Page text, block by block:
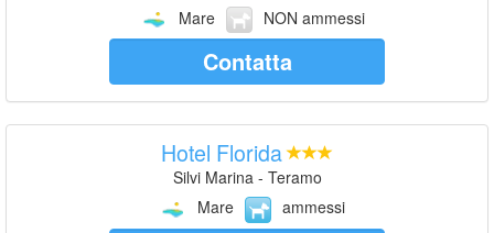
Mare
NON ammessi
Contatta
Hotel Florida
Silvi Marina - Teramo
Mare
ammessi